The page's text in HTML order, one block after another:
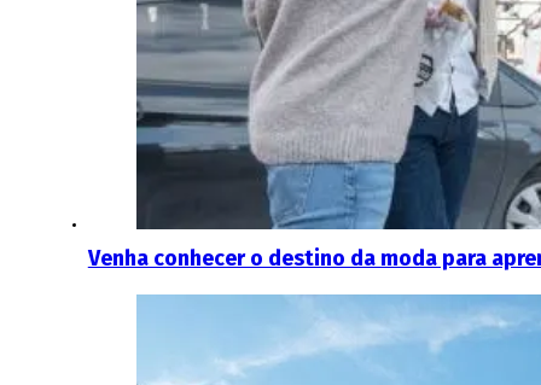
Venha conhecer o destino da moda para